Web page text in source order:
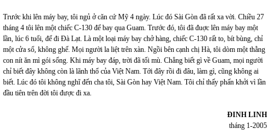
Trước khi lên máy bay, tôi ngủ ở căn cứ Mỹ 4 ngày. Lúc đó Sài Gòn đã rất xa vời. Chiều 27
tháng 4 tôi lên một chiếc C-130 để bay qua Guam. Trước đó, tôi đã đuợc lên máy bay một
lần, lúc 6 tuổi, để đi Đà Lạt. Là một loại máy bay chở hàng, chiếc C-130 rất to, bít bùng, chỉ
một cửa sổ, không ghế. Mọi người la liệt trên xàn. Ngồi bên cạnh chị Hà, tôi dòm một thằng
con nít ăn mì gói sống. Khi máy bay đáp, trời đã tối mù. Chẳng biết gì về Guam, mọi người
chỉ biết đây không còn là lãnh thổ của Việt Nam. Tới đây rồi đi đâu, làm gì, cũng không ai
biết. Lúc đó tôi không nghĩ đến cha tôi, Sài Gòn hay Việt Nam. Tôi chỉ thấy phấn khởi vì lần
đầu tiên trên đời tôi được đi xa.
ĐINH LINH
tháng 1-2005